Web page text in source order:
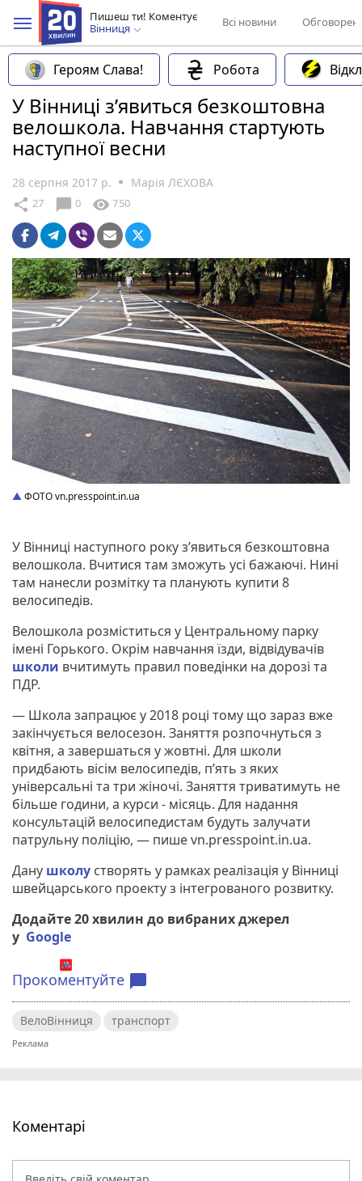
Пишеш ти! Коментує
Вінниця
Всі новини
Героям Слава! Робота
У Вінниці з’явиться безкоштовна
велошкола. Навчання стартують
наступної весни
28 серпня 2017 р. Марія ЛЄХОВА
share 27 chat_bubble 0 visibility 750
ФОТО vn.presspoint.in.ua
У Вінниці наступного року з’явиться безкоштовна
велошкола. Вчитися там зможуть усі бажаючі. Нині
там нанесли розмітку та планують купити 8
велосипедів.
Велошкола розміститься у Центральному парку
імені Горького. Окрім навчання їзди, відвідувачів
школи вчитимуть правил поведінки на дорозі та
ПДР.
— Школа запрацює у 2018 році тому що зараз вже
закінчується велосезон. Заняття розпочнуться з
квітня, а завершаться у жовтні. Для школи
придбають вісім велосипедів, п’ять з яких
універсальні та три жіночі. Заняття триватимуть не
більше години, а курси - місяць. Для надання
консультацій велосипедистам будуть залучати
патрульну поліцію, — пише vn.presspoint.in.ua.
Дану школу створять у рамках реалізація у Вінниці
швейцарського проекту з інтегрованого розвитку.
Додайте 20 хвилин до вибраних джерел
у Google
Прокоментуйте chat_bubble
ВелоВінниця транспорт
Коментарі